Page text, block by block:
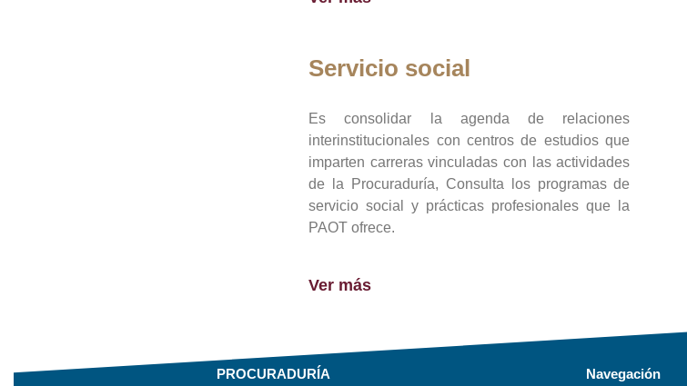
Servicio social
Es consolidar la agenda de relaciones
interinstitucionales con centros de estudios que
imparten carreras vinculadas con las actividades
de la Procuraduría, Consulta los programas de
servicio social y prácticas profesionales que la
PAOT ofrece.
Ver más
PROCURADURÍA Navegación